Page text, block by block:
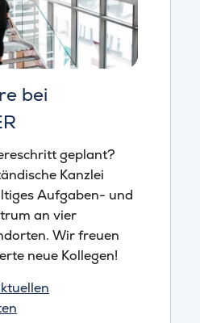
bei
geplant?
Kanzlei
Aufgaben- und
an vier
Wir freuen
neue Kollegen!